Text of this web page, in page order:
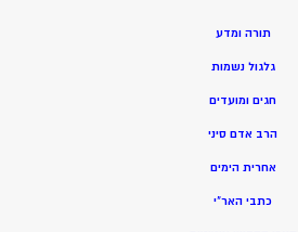
תורה ומדע
גלגול נשמות
חגים ומועדים
הרב אדם סיני
אחרית הימים
כתבי האר”י